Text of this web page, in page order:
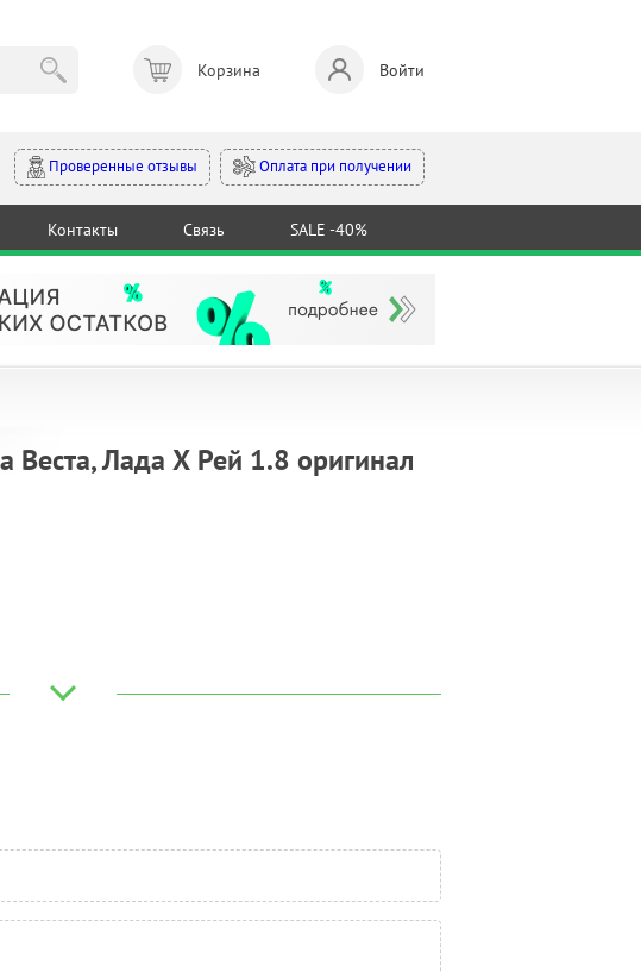
Корзина Войти
Проверенные отзывы Оплата при получении
Контакты Связь SALE -40%
Веста, Лада Х Рей 1.8 оригинал